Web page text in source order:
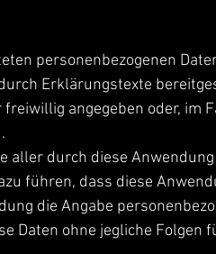
personenbezogenen
Erklärungstexte
angegeben oder, im
aller durch diese
führen, dass diese
die Angabe
Daten ohne jegliche